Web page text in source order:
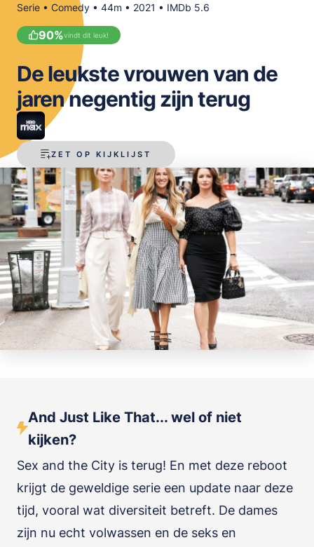
Serie • Comedy • 44m • 2021 • IMDb 5.6
90%vindt dit leuk!
ZET OP KIJKLIJST
De leukste vrouwen van de
jaren negentig zijn terug
And Just Like That... wel of niet
kijken?
Sex and the City is terug! En met deze reboot
krijgt de geweldige serie een update naar deze
tijd, vooral wat diversiteit betreft. De dames
zijn nu echt volwassen en de seks en